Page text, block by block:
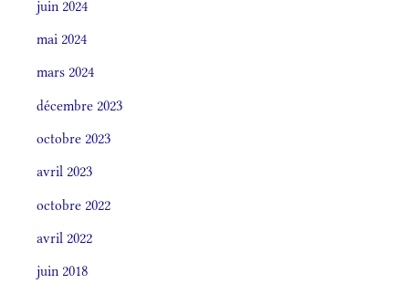
juin 2024
mai 2024
mars 2024
décembre 2023
octobre 2023
avril 2023
octobre 2022
avril 2022
juin 2018